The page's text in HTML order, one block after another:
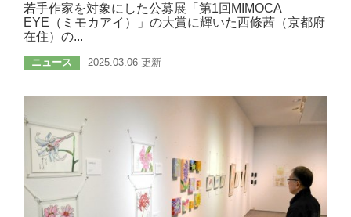
若手作家を対象にした公募展「第1回MIMOCA
EYE（ミモカアイ）」の大賞に輝いた西條茜（京都府
在住）の...
ニュース 2025.03.06 更新